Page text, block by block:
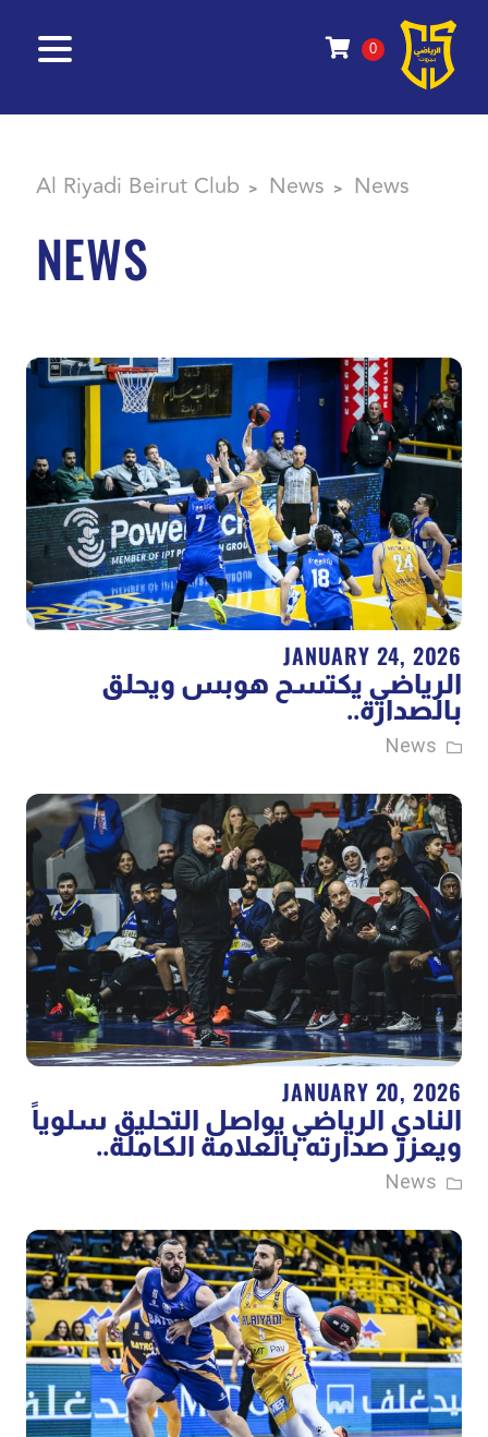
0
Al Riyadi Beirut Club > News > News
NEWS
JANUARY 24, 2026
الرياضي يكتسح هوبس ويحلق
بالصدارة..
News
JANUARY 20, 2026
النادي الرياضي يواصل التحليق سلوياً
ويعزز صدارته بالعلامة الكاملة..
News